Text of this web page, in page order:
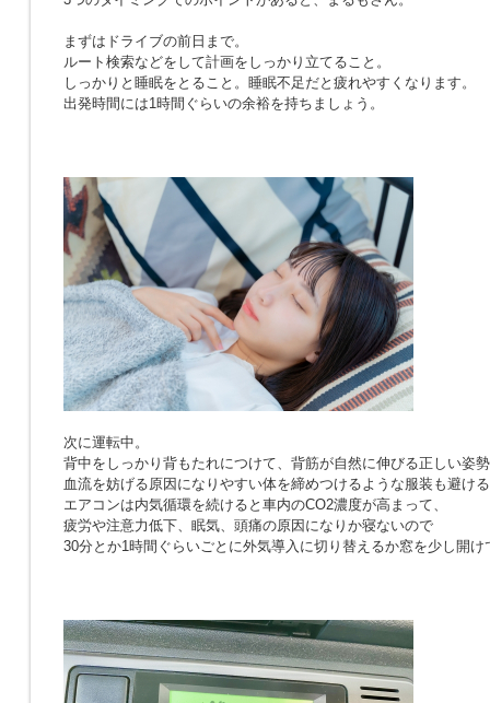
まずはドライブの前日まで。
ルート検索などをして計画をしっかり立てること。
しっかりと睡眠をとること。睡眠不足だと疲れやすくなります。
出発時間には1時間ぐらいの余裕を持ちましょう。
次に運転中。
背中をしっかり背もたれにつけて、背筋が自然に伸びる正しい姿
血流を妨げる原因になりやすい体を締めつけるような服装も避け
エアコンは内気循環を続けると車内のCO2濃度が高まって、
疲労や注意力低下、眠気、頭痛の原因になりか寝ないので
30分とか1時間ぐらいごとに外気導入に切り替えるか窓を少し開け